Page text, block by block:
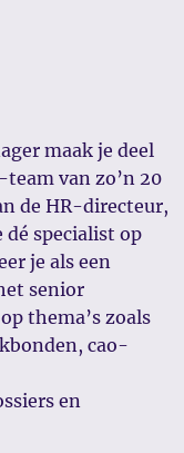
maak je deel
van zo’n 20
de HR-directeur,
dé specialist op
je als een
senior
thema’s zoals
cao-
en